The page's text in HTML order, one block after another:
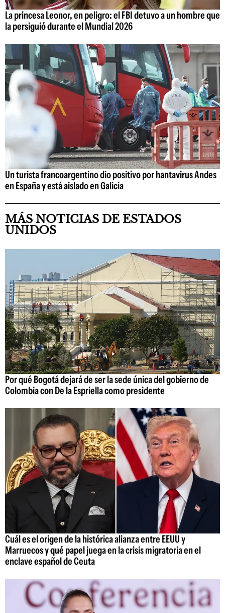
La princesa Leonor, en peligro: el FBI detuvo a un hombre que
la persiguió durante el Mundial 2026
Un turista francoargentino dio positivo por hantavirus Andes
en España y está aislado en Galicia
MÁS NOTICIAS DE ESTADOS
UNIDOS
Por qué Bogotá dejará de ser la sede única del gobierno de
Colombia con De la Espriella como presidente
Cuál es el origen de la histórica alianza entre EEUU y
Marruecos y qué papel juega en la crisis migratoria en el
enclave español de Ceuta